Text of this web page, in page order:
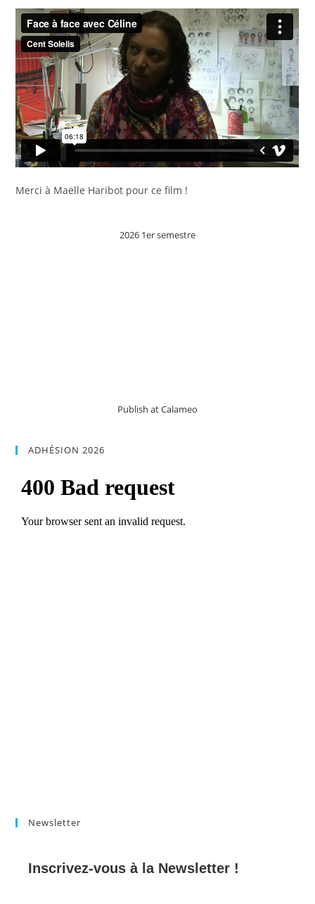
Merci à Maëlle Haribot pour ce film !
2026 1er semestre
Publish at Calameo
ADHÉSION 2026
Newsletter
Inscrivez-vous à la Newsletter !